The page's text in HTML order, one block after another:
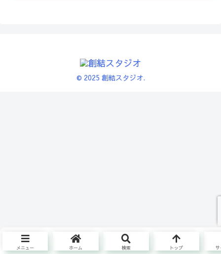
© 2025 創結スタジオ.
メニュー ホーム 検索 トップ